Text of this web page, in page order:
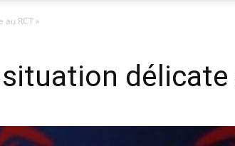
au RCT »
délicate